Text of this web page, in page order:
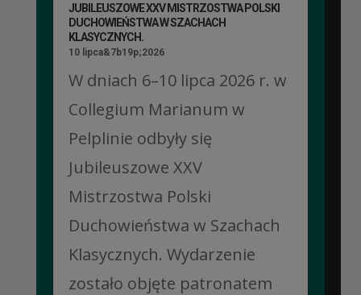
JUBILEUSZOWE XXV MISTRZOSTWA POLSKI
DUCHOWIEŃSTWA W SZACHACH
KLASYCZNYCH.
10 lipca&7b19p;2026
W dniach 6–10 lipca 2026 r. w
Collegium Marianum w
Pelplinie odbyły się
Jubileuszowe XXV
Mistrzostwa Polski
Duchowieństwa w Szachach
Klasycznych. Wydarzenie
zostało objęte patronatem